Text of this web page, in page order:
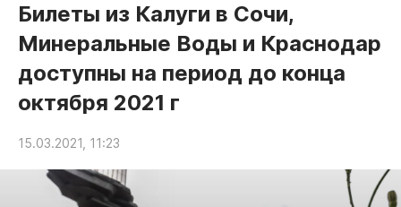
Новости компаний
Статьи
Народные новости
Авто и транспорт
Благоустройство
Культура
Билеты из Калуги в Сочи,
Минеральные Воды и Краснодар
доступны на период до конца
октября 2021 г
15.03.2021, 11:23